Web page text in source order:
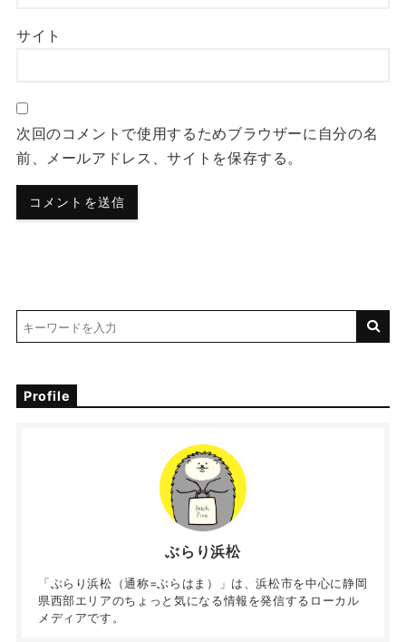
サイト
次回のコメントで使用するためブラウザーに自分の名
前、メールアドレス、サイトを保存する。
Profile
ぶらり浜松
「ぶらり浜松（通称=ぶらはま）」は、浜松市を中心に静岡
県西部エリアのちょっと気になる情報を発信するローカル
メディアです。